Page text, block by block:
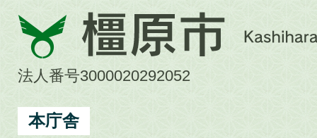
橿
原
市
City
法人番号3000020292052
本庁舎